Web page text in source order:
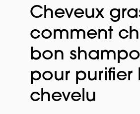
Cheveux
comment
bon
pour purifier
chevelu